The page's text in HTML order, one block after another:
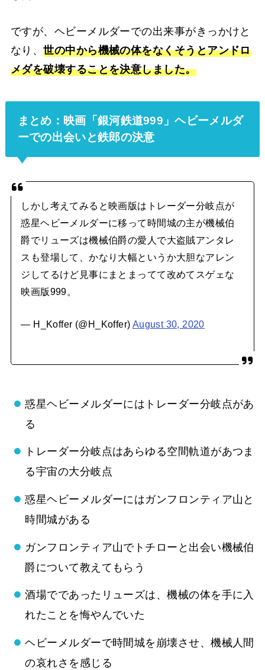
ですが、ヘビーメルダーでの出来事がきっかけと
なり、世の中から機械の体をなくそうとアンドロ
メダを破壊することを決意しました。
まとめ：映画「銀河鉄道999」ヘビーメルダ
ーでの出会いと鉄郎の決意
しかし考えてみると映画版はトレーダー分岐点が
惑星ヘビーメルダーに移って時間城の主が機械伯
爵でリューズは機械伯爵の愛人で大盗賊アンタレ
スも登場して、かなり大幅というか大胆なアレン
ジしてるけど見事にまとまってて改めてスゲェな
映画版999。
— H_Koffer (@H_Koffer) August 30, 2020
惑星ヘビーメルダーにはトレーダー分岐点があ
る
トレーダー分岐点はあらゆる空間軌道があつま
る宇宙の大分岐点
惑星ヘビーメルダーにはガンフロンティア山と
時間城がある
ガンフロンティア山でトチローと出会い機械伯
爵について教えてもらう
酒場でであったリューズは、機械の体を手に入
れたことを悔やんでいた
ヘビーメルダーで時間城を崩壊させ、機械人間
の哀れさを感じる